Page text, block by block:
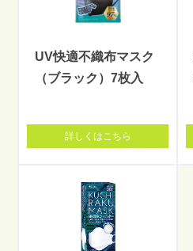
UV快適不織布マスク
（ブラック）7枚入
詳しくはこちら